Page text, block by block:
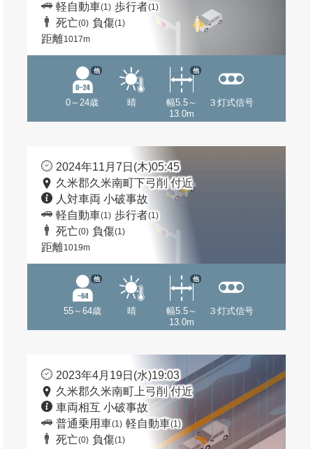
軽自動車(1) 歩行者(1)
死亡(0) 負傷(1)
距離1017m
0～24歳
他
晴
幅5.5～
13.0m
他
３灯式信号
2024年11月7日(木)05:45
久米郡久米南町下弓削 付近
人対車両 小破事故
軽自動車(1) 歩行者(1)
死亡(0) 負傷(1)
距離1019m
55～64歳
他
晴
幅5.5～
13.0m
他
３灯式信号
2023年4月19日(水)19:03
久米郡久米南町上弓削 付近
車両相互 小破事故
普通乗用車(1) 軽自動車(1)
死亡(0) 負傷(1)